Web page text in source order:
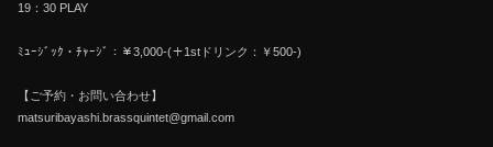
19：30 PLAY
ﾐｭｰｼﾞｯｸ・ﾁｬｰｼﾞ：￥3,000-(＋1stドリンク：￥500-)
【ご予約・お問い合わせ】
matsuribayashi.brassquintet@gmail.com